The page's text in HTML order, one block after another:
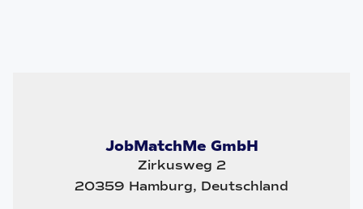
JobMatchMe GmbH
Zirkusweg 2
20359 Hamburg, Deutschland